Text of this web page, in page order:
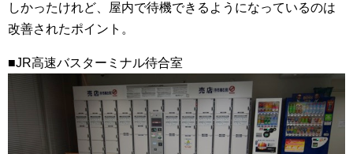
しかったけれど、屋内で待機できるようになっているのは
改善されたポイント。
■JR高速バスターミナル待合室